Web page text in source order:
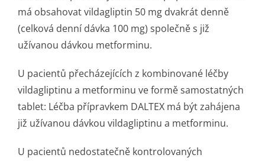
má obsahovat vildagliptin 50 mg dvakrát denně
(celková denní dávka 100 mg) společně s již
užívanou dávkou metforminu.
U pacientů přecházejících z kombinované léčby
vildagliptinu a metforminu ve formě samostatných
tablet: Léčba přípravkem DALTEX má být zahájena
již užívanou dávkou vildagliptinu a metforminu.
U pacientů nedostatečně kontrolovaných